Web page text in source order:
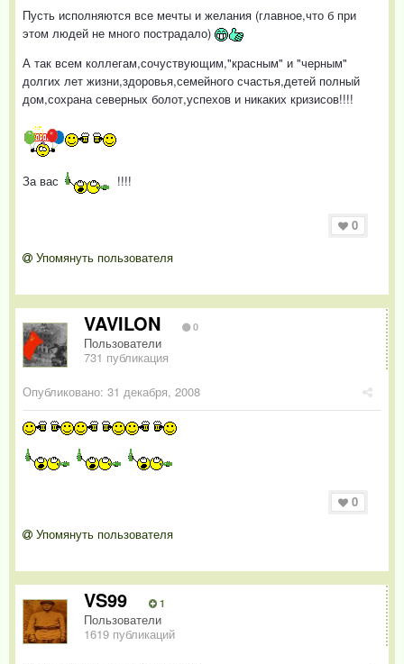
Пусть исполняются все мечты и желания (главное,что б при
этом людей не много пострадало)
А так всем коллегам,сочуствующим,"красным" и "черным"
долгих лет жизни,здоровья,семейного счастья,детей полный
дом,сохрана северных болот,успехов и никаких кризисов!!!!
За вас !!!!
0
Упомянуть пользователя
VAVILON 0
Пользователи
731 публикация
Опубликовано: 31 декабря, 2008
0
Упомянуть пользователя
VS99 1
Пользователи
1619 публикаций